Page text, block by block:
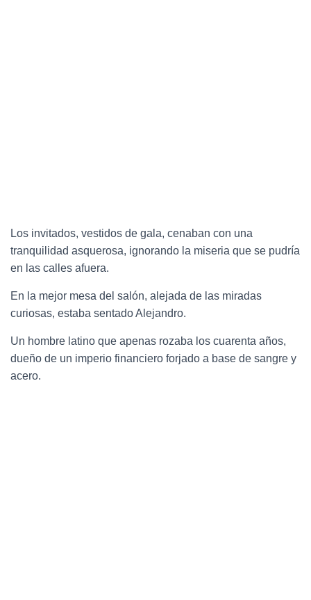
Los invitados, vestidos de gala, cenaban con una
tranquilidad asquerosa, ignorando la miseria que se pudría
en las calles afuera.
En la mejor mesa del salón, alejada de las miradas
curiosas, estaba sentado Alejandro.
Un hombre latino que apenas rozaba los cuarenta años,
dueño de un imperio financiero forjado a base de sangre y
acero.